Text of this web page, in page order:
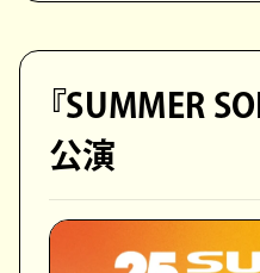
『SUMMER
公演